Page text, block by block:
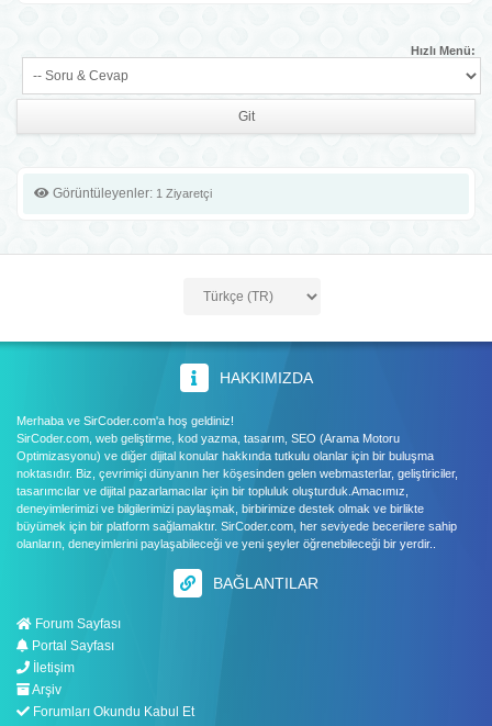
Hızlı Menü:
Görüntüleyenler: 1 Ziyaretçi
HAKKIMIZDA
Merhaba ve SirCoder.com'a hoş geldiniz!
SirCoder.com, web geliştirme, kod yazma, tasarım, SEO (Arama Motoru
Optimizasyonu) ve diğer dijital konular hakkında tutkulu olanlar için bir buluşma
noktasıdır. Biz, çevrimiçi dünyanın her köşesinden gelen webmasterlar, geliştiriciler,
tasarımcılar ve dijital pazarlamacılar için bir topluluk oluşturduk.Amacımız,
deneyimlerimizi ve bilgilerimizi paylaşmak, birbirimize destek olmak ve birlikte
büyümek için bir platform sağlamaktır. SirCoder.com, her seviyede becerilere sahip
olanların, deneyimlerini paylaşabileceği ve yeni şeyler öğrenebileceği bir yerdir..
BAĞLANTILAR
Forum Sayfası
Portal Sayfası
İletişim
Arşiv
Forumları Okundu Kabul Et